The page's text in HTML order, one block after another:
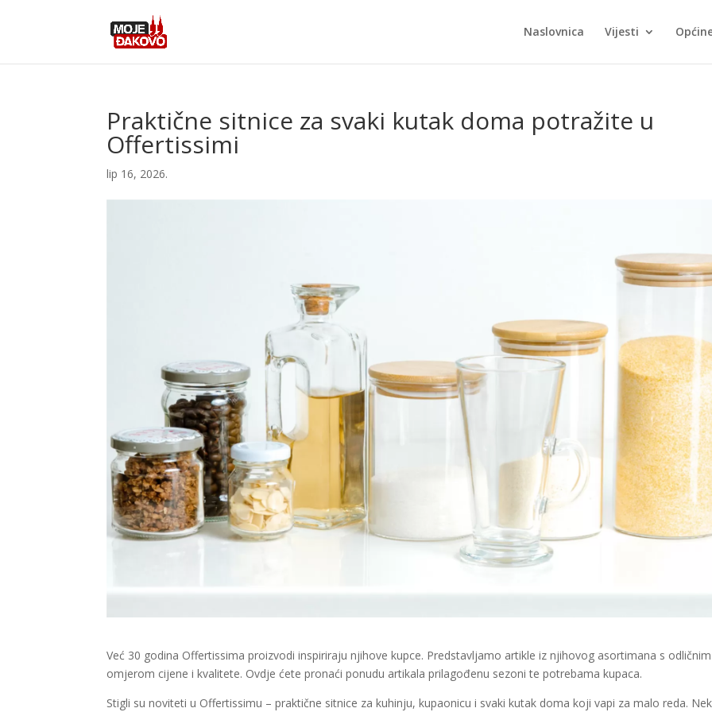
Naslovnica Vijesti
Praktične sitnice za svaki kutak doma potražite u
Offertissimi
lip 16, 2026.
Već 30 godina Offertissima proizvodi inspiriraju njihove kupce. Predstavljamo artikle iz njihovog asortimana s odličnim
omjerom cijene i kvalitete. Ovdje ćete pronaći ponudu artikala prilagođenu sezoni te potrebama kupaca.
Stigli su noviteti u Offertissimu – praktične sitnice za kuhinju, kupaonicu i svaki kutak doma koji vapi za malo reda.